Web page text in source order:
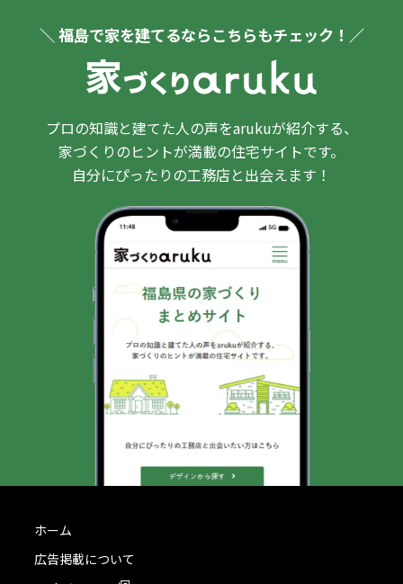
＼ 福島で家を建てるならこちらもチェック！／
プロの知識と建てた人の声をarukuが紹介する、
家づくりのヒントが満載の住宅サイトです。
自分にぴったりの工務店と出会えます！
ホーム
広告掲載について